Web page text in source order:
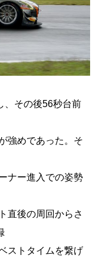
、その後56秒台前
強めであった。そ
ナー進入での姿勢
直後の周回からさ
ストタイムを繋げ